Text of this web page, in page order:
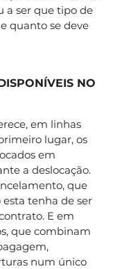
a ser que tipo de
quanto se deve
NO
em linhas
lugar, os
em
a deslocação.
que
tenha de ser
E em
que combinam
num único